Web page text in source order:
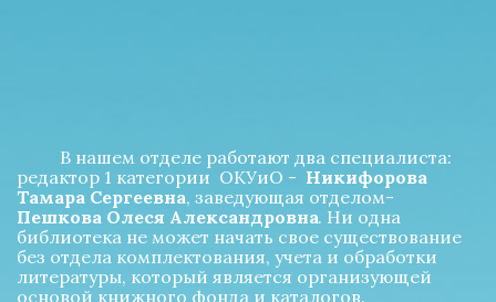
В нашем отделе работают два специалиста:
редактор 1 категории  ОКУиО - Никифорова
Тамара Сергеевна
Пешкова Олеся Александровна. Ни одна
библиотека не может начать свое существование
без отдела комплектования, учета и обработки
литературы, который является организующей
основой книжного фонда и каталогов.